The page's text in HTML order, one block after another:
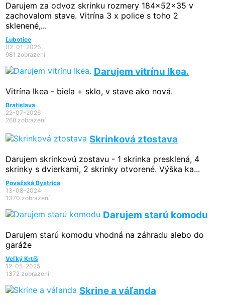
Darujem za odvoz skrinku rozmery 184x52x35 v
zachovalom stave. Vitrína 3 x police s toho 2
sklenené,...
Ľubotice
02-01-2026
981 zobrazení
Darujem vitrínu Ikea.
Vitrína Ikea - biela + sklo, v stave ako nová.
Bratislava
22-07-2026
268 zobrazení
Skrinková ztostava
Darujem skrinkovú zostavu - 1 skrinka presklená, 4
skrinky s dvierkami, 2 skrinky otvorené. Výška ka...
Považská Bystrica
13-08-2024
1370 zobrazení
Darujem starú komodu
Darujem starú komodu vhodná na záhradu alebo do
garáže
Veľký Krtíš
12-05-2025
1372 zobrazení
Skrine a váľanda